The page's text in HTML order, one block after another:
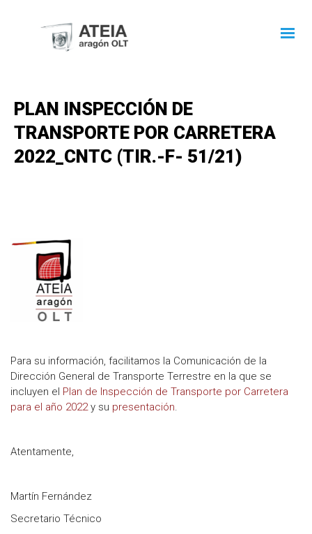
PLAN INSPECCIÓN DE
TRANSPORTE POR CARRETERA
2022_CNTC (TIR.-F- 51/21)
Para su información, facilitamos la Comunicación de la
Dirección General de Transporte Terrestre en la que se
incluyen el Plan de Inspección de Transporte por Carretera
para el año 2022y su presentación.
Atentamente,
Martín Fernández
Secretario Técnico